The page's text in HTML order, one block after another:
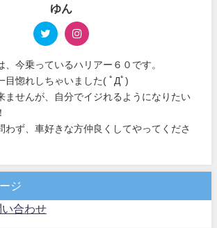
ゆん
、今乗っているハリアー６０です。
目惚れしちゃいました( ﾟДﾟ)
ませんが、自分でイジれるようになりたい
わず、車好きな方仲良くしてやってくださ
ジ
い合わせ